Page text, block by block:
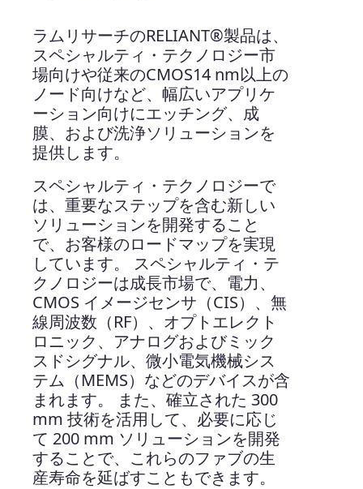
ラムリサーチのRELIANT®製品は、
スペシャルティ・テクノロジー市
場向けや従来のCMOS14 nm以上の
ノード向けなど、幅広いアプリケ
ーション向けにエッチング、成
膜、および洗浄ソリューションを
提供します。
スペシャルティ・テクノロジーで
は、重要なステップを含む新しい
ソリューションを開発すること
で、お客様のロードマップを実現
しています。 スペシャルティ・テ
クノロジーは成長市場で、電力、
CMOS イメージセンサ（CIS）、無
線周波数（RF）、オプトエレクト
ロニック、アナログおよびミック
スドシグナル、微小電気機械シス
テム（MEMS）などのデバイスが含
まれます。 また、確立された 300
mm 技術を活用して、必要に応じ
て 200 mm ソリューションを開発
することで、これらのファブの生
産寿命を延ばすこともできます。